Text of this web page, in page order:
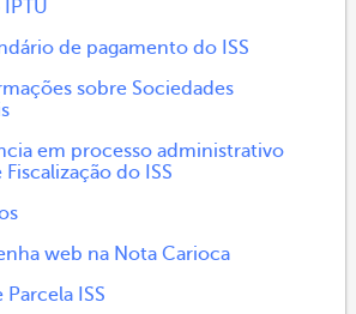
de pagamento do ISS
sobre Sociedades
em processo administrativo
do ISS
web na Nota Carioca
Parcela ISS